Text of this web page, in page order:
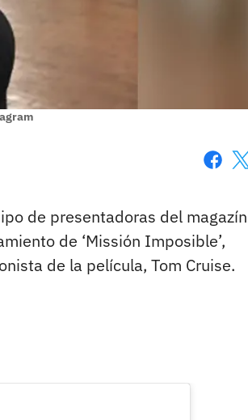
de presentadoras del
de ‘Missión Imposible’,
de la película, Tom Cruise.